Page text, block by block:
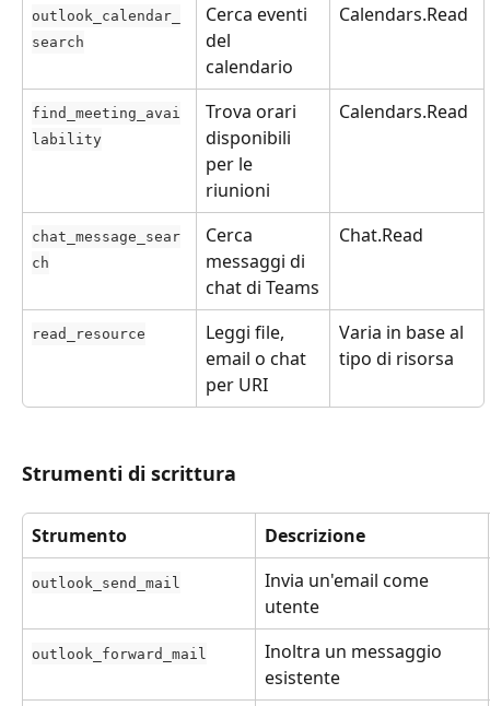
outlook_calendar_
search
Cerca eventi
del
calendario
Calendars.Read
find_meeting_avai
lability
Trova orari
disponibili
per le
riunioni
Calendars.Read
chat_message_sear
ch
Cerca
messaggi di
chat di Teams
Chat.Read
read_resource
Leggi file,
email o chat
per URI
Varia in base al
tipo di risorsa
Strumenti di scrittura
Strumento Descrizione
outlook_send_mail
Invia un'email come
utente
outlook_forward_mail
Inoltra un messaggio
esistente